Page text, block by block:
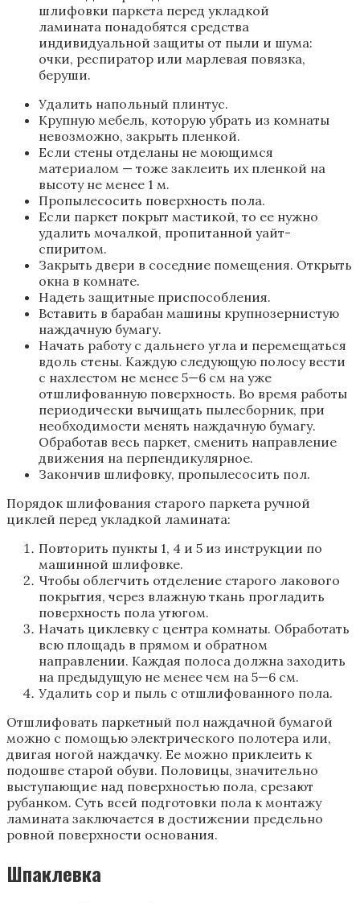
шлифовки паркета перед укладкой
ламината понадобятся средства
индивидуальной защиты от пыли и шума:
очки, респиратор или марлевая повязка,
беруши.
Удалить напольный плинтус.
Крупную мебель, которую убрать из комнаты
невозможно, закрыть пленкой.
Если стены отделаны не моющимся
материалом — тоже заклеить их пленкой на
высоту не менее 1 м.
Пропылесосить поверхность пола.
Если паркет покрыт мастикой, то ее нужно
удалить мочалкой, пропитанной уайт-
спиритом.
Закрыть двери в соседние помещения. Открыть
окна в комнате.
Надеть защитные приспособления.
Вставить в барабан машины крупнозернистую
наждачную бумагу.
Начать работу с дальнего угла и перемещаться
вдоль стены. Каждую следующую полосу вести
с нахлестом не менее 5—6 см на уже
отшлифованную поверхность. Во время работы
периодически вычищать пылесборник, при
необходимости менять наждачную бумагу.
Обработав весь паркет, сменить направление
движения на перпендикулярное.
Закончив шлифовку, пропылесосить пол.
Порядок шлифования старого паркета ручной
циклей перед укладкой ламината:
Повторить пункты 1, 4 и 5 из инструкции по
машинной шлифовке.
Чтобы облегчить отделение старого лакового
покрытия, через влажную ткань прогладить
поверхность пола утюгом.
Начать циклевку с центра комнаты. Обработать
всю площадь в прямом и обратном
направлении. Каждая полоса должна заходить
на предыдущую не менее чем на 5—6 см.
Удалить сор и пыль с отшлифованного пола.
Отшлифовать паркетный пол наждачной бумагой
можно с помощью электрического полотера или,
двигая ногой наждачку. Ее можно приклеить к
подошве старой обуви. Половицы, значительно
выступающие над поверхностью пола, срезают
рубанком. Суть всей подготовки пола к монтажу
ламината заключается в достижении предельно
ровной поверхности основания.
Шпаклевка